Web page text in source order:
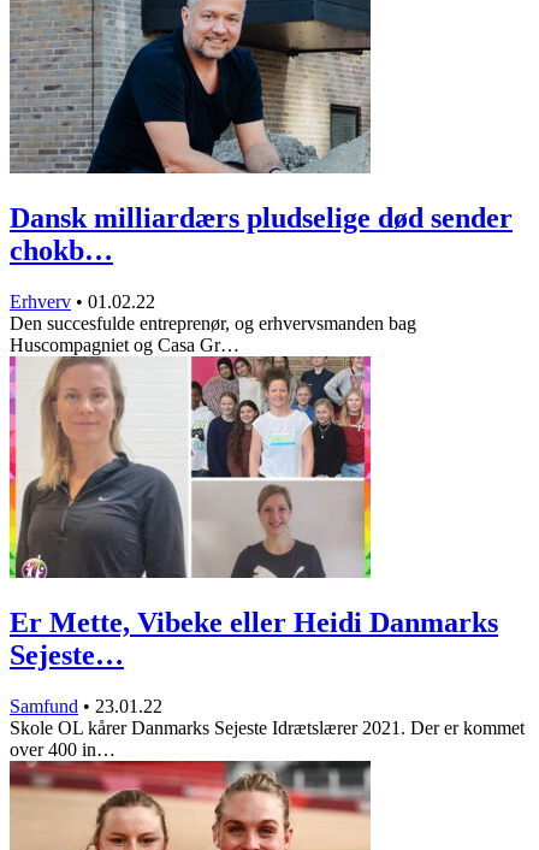
Dansk milliardærs pludselige død sender
chokb…
Erhverv • 01.02.22
Den succesfulde entreprenør, og erhvervsmanden bag
Huscompagniet og Casa Gr…
Er Mette, Vibeke eller Heidi Danmarks
Sejeste…
Samfund • 23.01.22
Skole OL kårer Danmarks Sejeste Idrætslærer 2021. Der er kommet
over 400 in…